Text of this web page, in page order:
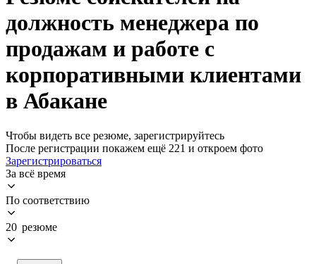
должность менеджера по
продажам и работе с
корпоративными клиентами
в Абакане
Чтобы видеть все резюме, зарегистрируйтесь
После регистрации покажем ещё 221 и откроем фото
Зарегистрироваться
За всё время
По соответствию
20 резюме